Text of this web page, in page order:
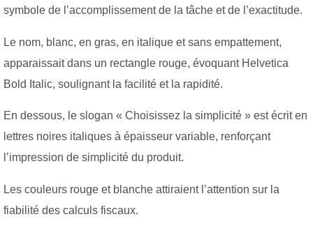
symbole de l’accomplissement de la tâche et de l’exactitude.
Le nom, blanc, en gras, en italique et sans empattement,
apparaissait dans un rectangle rouge, évoquant Helvetica
Bold Italic, soulignant la facilité et la rapidité.
En dessous, le slogan « Choisissez la simplicité » est écrit en
lettres noires italiques à épaisseur variable, renforçant
l’impression de simplicité du produit.
Les couleurs rouge et blanche attiraient l’attention sur la
fiabilité des calculs fiscaux.